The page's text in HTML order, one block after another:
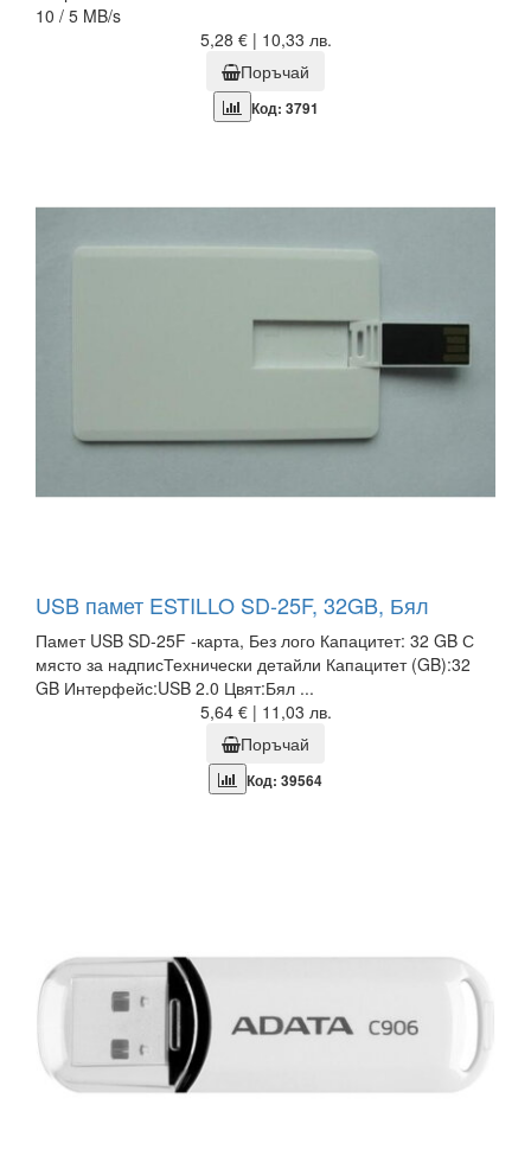
10 / 5 MB/s
5,28 € | 10,33 лв.
Поръчай
Код: 3791
USB памет ESTILLO SD-25F, 32GB, Бял
Памет USB SD-25F -карта, Без лого Капацитет: 32 GB С
място за надписТехнически детайли Капацитет (GB):32
GB Интерфейс:USB 2.0 Цвят:Бял ...
5,64 € | 11,03 лв.
Поръчай
Код: 39564